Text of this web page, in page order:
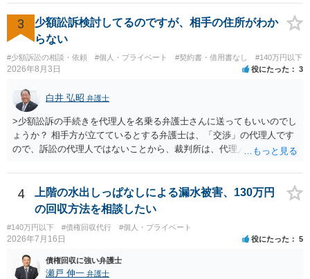
在確認請求訴訟を提起することも考えられますが、まずは後払い決済
業者へ（原契約のクーリング・オフの証拠の写しとともに）支払拒絶
の通知書を送り、もし訴訟や支払督促を行ってきた場合には全面的に
争う、というやり方がベターではないかと思います。弁護士会の相談
センター等で、消費者問題に強い弁護士（消費者保護委員会に所属し
ているなど）へ相談されることをお勧めします。
3
少額訟訴検討してるのですが、相手の住所がわか
らない
#少額訴訟の相談・依頼 #個人・プライベート #契約書・借用書なし #140万円以下
2026年8月3日 役にたった 3
白井 弘昭 弁護士
>少額訟訴の手続きを代理人を名乗る弁護士さんに送ってもいいのでし
ょうか？ 相手方が立てているとする弁護士は、「交渉」の代理人です
ので、訴訟の代理人ではないことから、裁判所は、代理人宛ての訴状
ている場合は、相手方（被告）の住所で訴状を作成提出し、裁判所に
代理人が就いていたことを知らせると（訴状の記載内容から明らかな
場合も）、裁判所が当該代理人弁護士に事前連絡し、引き続き訴訟も
受任するかを聞いたうえで、受任の意志が明らかになったところで、
直接被告に送達するのではなく、代理人に訴状の受領を促すこともあ
ります。 ラインのやり取りでしか証拠がないと、実際の本人性が明ら
かではありません。もちろん弁護士（２０万円の請求で代理人弁護士
に委任するかも疑わしいのですが）も住所は明らかにしないでしょ
4
上階の水出しっぱなしによる漏水被害、130万円
の回収方法を相談したい
#140万円以下 #債権回収代行 #個人・プライベート
2026年7月16日 役にたった 5
債権回収に強い弁護士
瀬戸 伸一 弁護士